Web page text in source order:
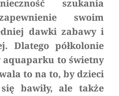
szukania
swoim
dawki zabawy i
Dlatego półkolonie
to świetny
to na to, by dzieci
bawiły, ale także